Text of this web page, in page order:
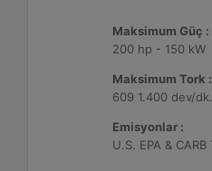
Maksimum Güç :
200 hp - 150 kW
Maksimum Tork :
Emisyonlar :